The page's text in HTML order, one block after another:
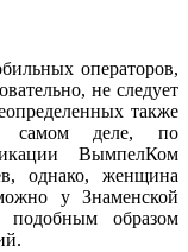
операторов,
не следует
также
самом деле, по
ВымпелКом
однако, женщина
у Знаменской
подобным образом